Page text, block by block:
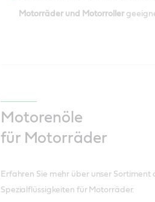
Motorräder und Motorroller
Motorenöle
für Motorräder
Erfahren Sie mehr über unser Sortiment
Spezialflüssigkeiten für Motorräder.